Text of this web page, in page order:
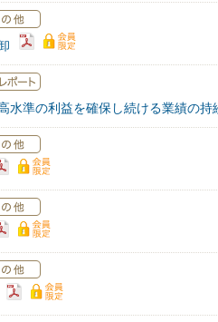
水準の利益を確保し続ける業績の